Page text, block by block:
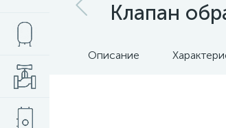
Клапан
Описание